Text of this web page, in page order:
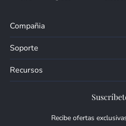
Compañia
Soporte
Recursos
Recibe ofertas